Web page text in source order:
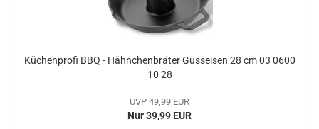
Küchenprofi BBQ - Hähnchenbräter Gusseisen 28 cm 03 0600
10 28
UVP 49,99 EUR
Nur 39,99 EUR